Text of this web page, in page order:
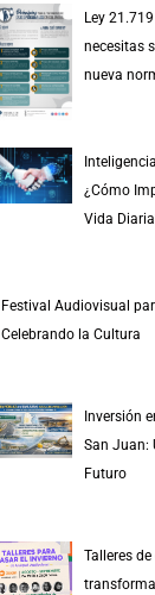
Ley
necesitas
nueva
¿Cómo
Vida
Festival Audiovisual
Celebrando la Cultura
Inversión
San Juan:
Futuro
Talleres